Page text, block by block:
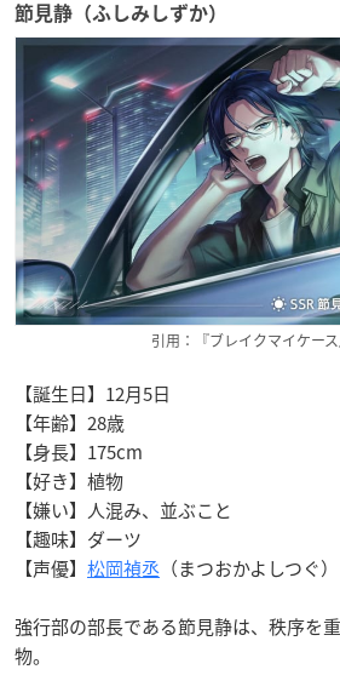
節見静（ふしみしずか）
引用：『ブレイクマイケース
【誕生日】12月5日
【年齢】28歳
【身長】175cm
【好き】植物
【嫌い】人混み、並ぶこと
【趣味】ダーツ
【声優】 松岡禎丞 （まつおかよしつぐ
強行部の部長である節見静は、秩序を
物。